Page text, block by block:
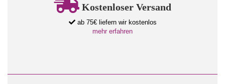
Kostenloser Versand
ab 75€ liefern wir kostenlos
mehr erfahren